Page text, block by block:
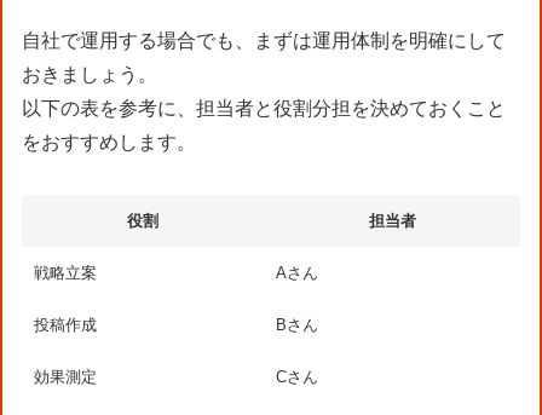
自社で運用する場合でも、まずは運用体制を明確にして
おきましょう。
以下の表を参考に、担当者と役割分担を決めておくこと
をおすすめします。
役割 担当者
戦略立案 Aさん
投稿作成 Bさん
効果測定 Cさん